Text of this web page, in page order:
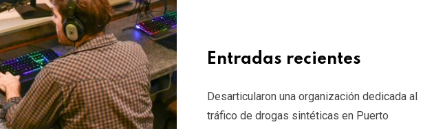
Entradas recientes
Desarticularon una organización dedicada al
tráfico de drogas sintéticas en Puerto